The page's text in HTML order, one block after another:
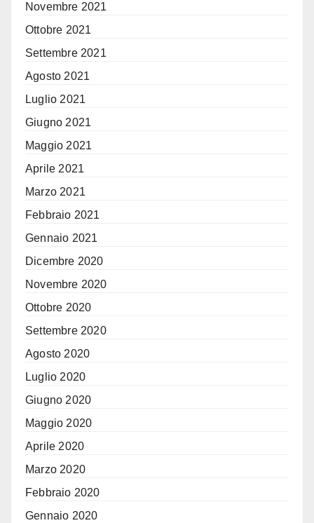
Novembre 2021
Ottobre 2021
Settembre 2021
Agosto 2021
Luglio 2021
Giugno 2021
Maggio 2021
Aprile 2021
Marzo 2021
Febbraio 2021
Gennaio 2021
Dicembre 2020
Novembre 2020
Ottobre 2020
Settembre 2020
Agosto 2020
Luglio 2020
Giugno 2020
Maggio 2020
Aprile 2020
Marzo 2020
Febbraio 2020
Gennaio 2020